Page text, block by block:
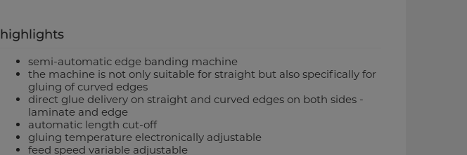
highlights
semi-automatic edge banding machine
the machine is not only suitable for straight but also specifically for
gluing of curved edges
direct glue delivery on straight and curved edges on both sides -
laminate and edge
automatic length cut-off
gluing temperature electronically adjustable
feed speed variable adjustable